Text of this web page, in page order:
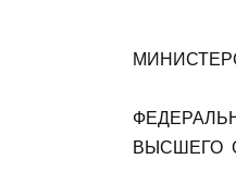
ВЫСШЕГО